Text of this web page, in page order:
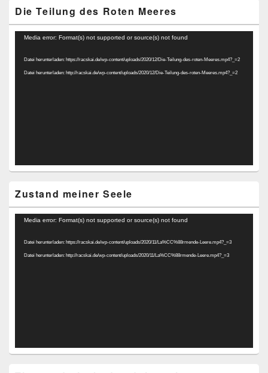
Die Teilung des Roten Meeres
Video-
Media error: Format(s) not supported or source(s) not found
Datei herunterladen: https://racskai.de/wp-content/uploads/2020/12/Die-Teilung-des-roten-Meeres.mp4?_=2
Datei herunterladen: http://racskai.de/wp-content/uploads/2020/12/Die-Teilung-des-roten-Meeres.mp4?_=2
Zustand meiner Seele
Video-
Media error: Format(s) not supported or source(s) not found
Datei herunterladen: https://racskai.de/wp-content/uploads/2020/11/La%CC%88rmende-Leere.mp4?_=3
Datei herunterladen: http://racskai.de/wp-content/uploads/2020/11/La%CC%88rmende-Leere.mp4?_=3